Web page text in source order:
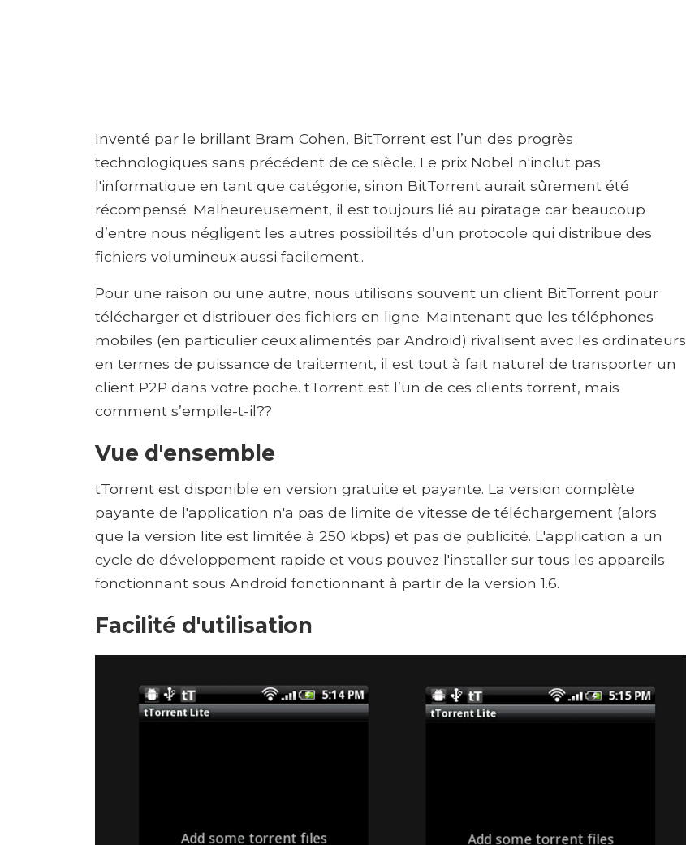
Inventé par le brillant Bram Cohen, BitTorrent est l’un des progrès
technologiques sans précédent de ce siècle. Le prix Nobel n'inclut pas
l'informatique en tant que catégorie, sinon BitTorrent aurait sûrement été
récompensé. Malheureusement, il est toujours lié au piratage car beaucoup
d’entre nous négligent les autres possibilités d’un protocole qui distribue des
fichiers volumineux aussi facilement..
Pour une raison ou une autre, nous utilisons souvent un client BitTorrent pour
télécharger et distribuer des fichiers en ligne. Maintenant que les téléphones
mobiles (en particulier ceux alimentés par Android) rivalisent avec les ordinateurs
en termes de puissance de traitement, il est tout à fait naturel de transporter un
client P2P dans votre poche. tTorrent est l’un de ces clients torrent, mais
comment s’empile-t-il??
Vue d'ensemble
tTorrent est disponible en version gratuite et payante. La version complète
payante de l'application n'a pas de limite de vitesse de téléchargement (alors
que la version lite est limitée à 250 kbps) et pas de publicité. L'application a un
cycle de développement rapide et vous pouvez l'installer sur tous les appareils
fonctionnant sous Android fonctionnant à partir de la version 1.6.
Facilité d'utilisation